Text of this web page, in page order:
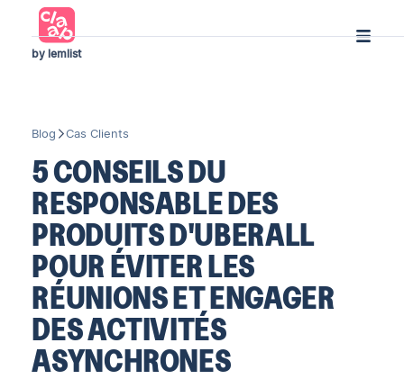
by lemlist
Blog Cas Clients
5 CONSEILS DU
RESPONSABLE DES
PRODUITS D'UBERALL
POUR ÉVITER LES
RÉUNIONS ET ENGAGER
DES ACTIVITÉS
ASYNCHRONES